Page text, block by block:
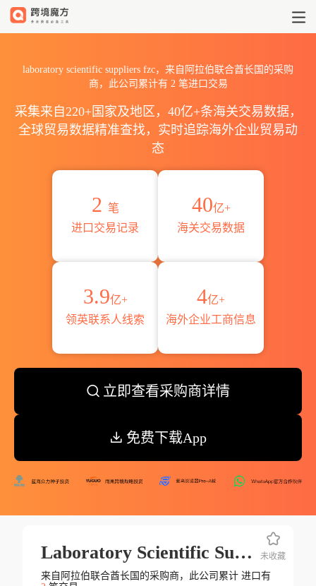
laboratory scientific suppliers fzc，来自阿拉伯联合酋长国的采购
商，此公司累计有 2笔进口交易
采集来自220+国家及地区，40亿+条海关交易数据，
全球贸易数据精准查找，实时追踪海外企业贸易动
态
2 笔
进口交易记录
40亿+
海关交易数据
3.9亿+
领英联系人线索
4亿+
海外企业工商信息
立即查看采购商详情
免费下载App
Laboratory Scientific Suppliers Fzc
来自阿拉伯联合酋长国的采购商，此公司累计 进口有
未收藏